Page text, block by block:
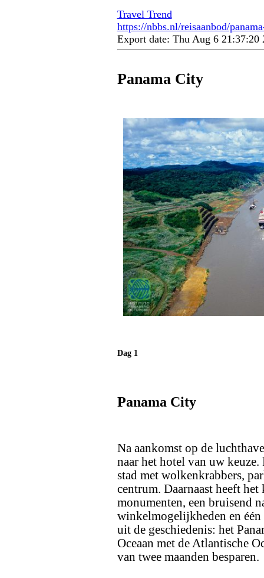
Travel Trend
https://nbbs.nl/reisaanbod/
Export date: Thu Aug 6
Panama City
Dag 1
Panama City
Na aankomst op de
naar het hotel van uw
stad met wolkenkrabbers,
centrum. Daarnaast heeft
monumenten, een bruisend
winkelmogelijkheden en één
uit de geschiedenis: het
Oceaan met de Atlantische
van twee maanden besparen.